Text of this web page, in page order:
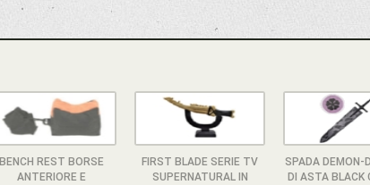
BENCH REST BORSE
ANTERIORE E
FIRST BLADE SERIE TV
SUPERNATURAL IN
SPADA DEMON-
DI ASTA BLACK